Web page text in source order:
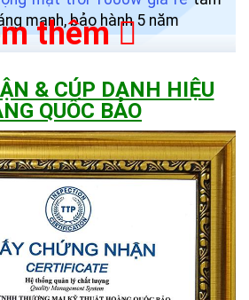
mạnh, bảo hành 5 năm
thêm
& CÚP DANH HIỆU
QUỐC BẢO